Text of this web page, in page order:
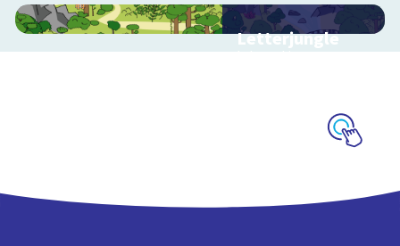
Letterjungle
Interactieve